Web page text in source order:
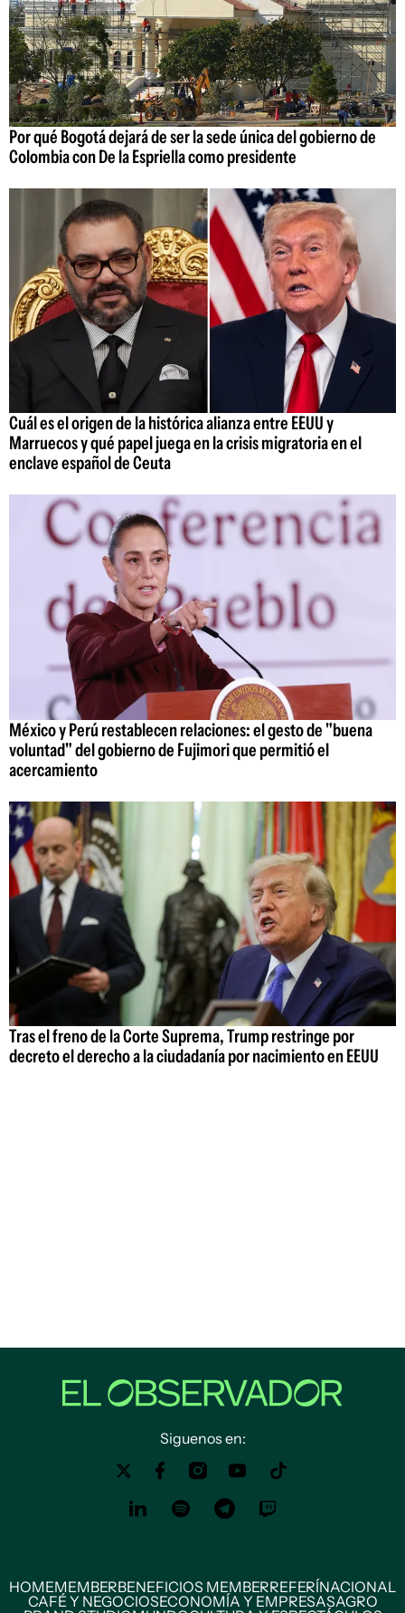
Por qué Bogotá dejará de ser la sede única del gobierno de
Colombia con De la Espriella como presidente
Cuál es el origen de la histórica alianza entre EEUU y
Marruecos y qué papel juega en la crisis migratoria en el
enclave español de Ceuta
México y Perú restablecen relaciones: el gesto de "buena
voluntad" del gobierno de Fujimori que permitió el
acercamiento
Tras el freno de la Corte Suprema, Trump restringe por
decreto el derecho a la ciudadanía por nacimiento en EEUU
Siguenos en:
HOMEMEMBERBENEFICIOS MEMBERREFERÍNACIONAL
CAFÉ Y NEGOCIOSECONOMÍA Y EMPRESASAGRO